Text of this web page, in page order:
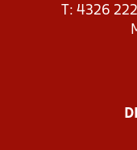
T: 4326